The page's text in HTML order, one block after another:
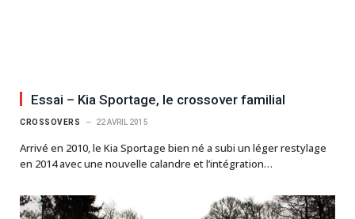
Essai – Kia Sportage, le crossover familial
CROSSOVERS 22 AVRIL 2015
Arrivé en 2010, le Kia Sportage bien né a subi un léger restylage
en 2014 avec une nouvelle calandre et l’intégration…